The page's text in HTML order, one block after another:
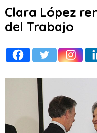
Clara López
del Trabajo